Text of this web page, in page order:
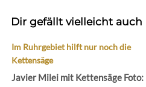
Dir gefällt vielleicht auch
Im Ruhrgebiet hilft nur noch die
Kettensäge
Javier Milei mit Kettensäge Foto: